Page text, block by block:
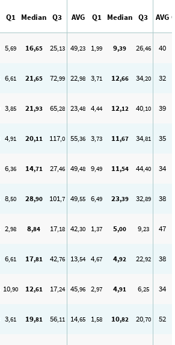
Q1 Median Q3 AVG Q1 Median Q3 AVG
5,69 16,65 25,13 49,23 1,99 9,39 26,46 40
6,61 21,65 72,99 22,98 3,71 12,66 34,20 32
3,85 21,93 65,28 23,48 4,44 12,12 40,10 39
4,91 20,11 117,0 55,36 3,73 11,67 34,81 35
6,36 14,71 27,46 49,48 9,49 11,54 44,40 34
8,50 28,90 101,7 49,55 6,49 23,39 32,89 38
2,98 8,84 17,18 42,30 1,37 5,00 9,23 47
6,61 17,81 42,76 13,54 4,67 4,92 22,92 38
10,90 12,61 17,24 45,96 2,97 4,91 6,25 34
3,61 19,81 56,11 14,65 1,58 10,82 20,70 52